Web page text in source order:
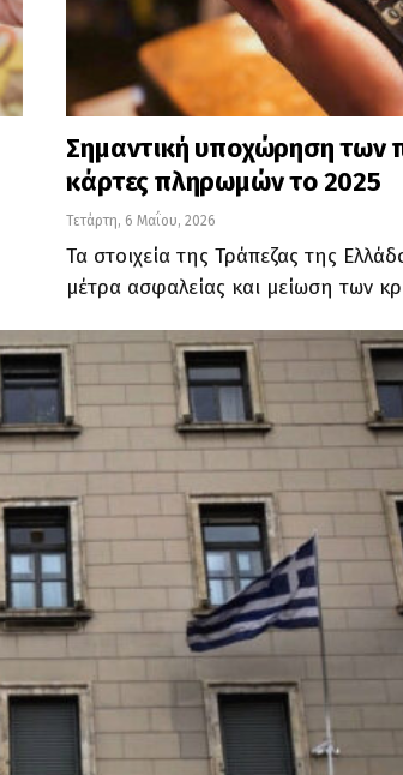
Σημαντική υποχώρηση των
κάρτες πληρωμών το 2025
Τετάρτη, 6 Μαΐου, 2026
Τα στοιχεία της Τράπεζας της
μέτρα ασφαλείας και μείωση των